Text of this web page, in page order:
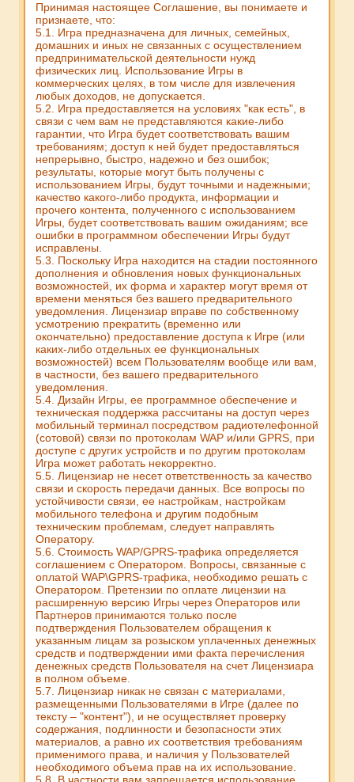
Принимая настоящее Соглашение, вы понимаете и
признаете, что:
5.1. Игра предназначена для личных, семейных,
домашних и иных не связанных с осуществлением
предпринимательской деятельности нужд
физических лиц. Использование Игры в
коммерческих целях, в том числе для извлечения
любых доходов, не допускается.
5.2. Игра предоставляется на условиях "как есть", в
связи с чем вам не представляются какие-либо
гарантии, что Игра будет соответствовать вашим
требованиям; доступ к ней будет предоставляться
непрерывно, быстро, надежно и без ошибок;
результаты, которые могут быть получены с
использованием Игры, будут точными и надежными;
качество какого-либо продукта, информации и
прочего контента, полученного с использованием
Игры, будет соответствовать вашим ожиданиям; все
ошибки в программном обеспечении Игры будут
исправлены.
5.3. Поскольку Игра находится на стадии постоянного
дополнения и обновления новых функциональных
возможностей, их форма и характер могут время от
времени меняться без вашего предварительного
уведомления. Лицензиар вправе по собственному
усмотрению прекратить (временно или
окончательно) предоставление доступа к Игре (или
каких-либо отдельных ее функциональных
возможностей) всем Пользователям вообще или вам,
в частности, без вашего предварительного
уведомления.
5.4. Дизайн Игры, ее программное обеспечение и
техническая поддержка рассчитаны на доступ через
мобильный терминал посредством радиотелефонной
(сотовой) связи по протоколам WAP и/или GPRS, при
доступе с других устройств и по другим протоколам
Игра может работать некорректно.
5.5. Лицензиар не несет ответственность за качество
связи и скорость передачи данных. Все вопросы по
устойчивости связи, ее настройкам, настройкам
мобильного телефона и другим подобным
техническим проблемам, следует направлять
Оператору.
5.6. Стоимость WAP/GPRS-трафика определяется
соглашением с Оператором. Вопросы, связанные с
оплатой WAP\GPRS-трафика, необходимо решать с
Оператором. Претензии по оплате лицензии на
расширенную версию Игры через Операторов или
Партнеров принимаются только после
подтверждения Пользователем обращения к
указанным лицам за розыском уплаченных денежных
средств и подтверждении ими факта перечисления
денежных средств Пользователя на счет Лицензиара
в полном объеме.
5.7. Лицензиар никак не связан с материалами,
размещенными Пользователями в Игре (далее по
тексту – "контент"), и не осуществляет проверку
содержания, подлинности и безопасности этих
материалов, а равно их соответствия требованиям
применимого права, и наличия у Пользователей
необходимого объема прав на их использование.